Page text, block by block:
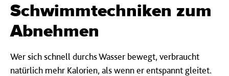
Schwimmtechniken zum
Abnehmen
Wer sich schnell durchs Wasser bewegt, verbraucht
natürlich mehr Kalorien, als wenn er entspannt gleitet.